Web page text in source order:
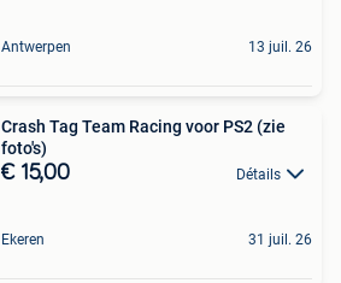
Antwerpen 13 juil. 26
Crash Tag Team Racing voor PS2 (zie
foto's)
€ 15,00 Détails
Ekeren 31 juil. 26